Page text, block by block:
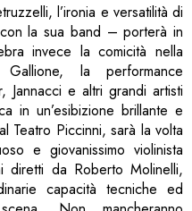
l’ironia e versatilità di
la sua band – porterà in
invece la comicità nella
la performance
e altri grandi artisti
in un’esibizione brillante e
Teatro Piccinni, sarà la volta
e giovanissimo violinista
diretti da Roberto Molinelli,
capacità tecniche ed